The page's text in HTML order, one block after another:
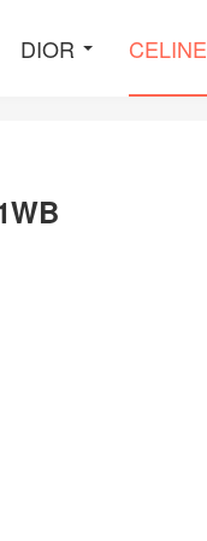
DIOR CELINE